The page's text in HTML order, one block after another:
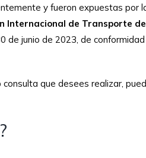
y fueron expuestas por
Internacional de Transporte
junio de 2023, de
que desees realizar,